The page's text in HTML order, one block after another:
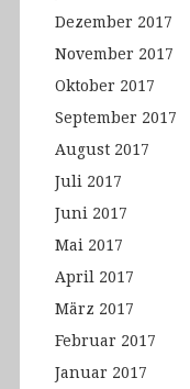
Dezember 2017
November 2017
Oktober 2017
September 2017
August 2017
Juli 2017
Juni 2017
Mai 2017
April 2017
März 2017
Februar 2017
Januar 2017